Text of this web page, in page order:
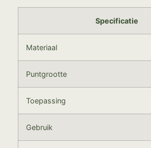
Specificatie
Materiaal
Puntgrootte
Toepassing
Gebruik